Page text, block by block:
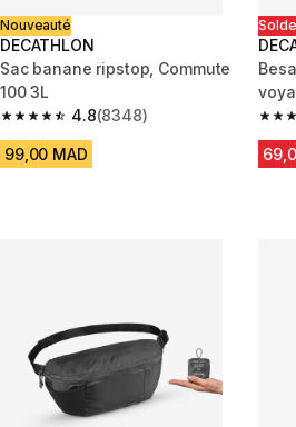
Nouveauté
DECATHLON
Sac banane ripstop, Commute
100 3L
4.8
4.8 out of 5 stars from 8348 reviews
(8348)
99,00 MAD
4.7